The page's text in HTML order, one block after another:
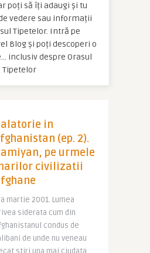
poți să îți adaugi și tu
vedere sau informații
Tipetelor. Intră pe
Blog și poți descoperi o
inclusiv despre Orasul
Tipetelor
in
(ep. 2).
pe urmele
civilizatii
martie 2001. Lumea
siderata cum din
condus de
de unde nu veneau